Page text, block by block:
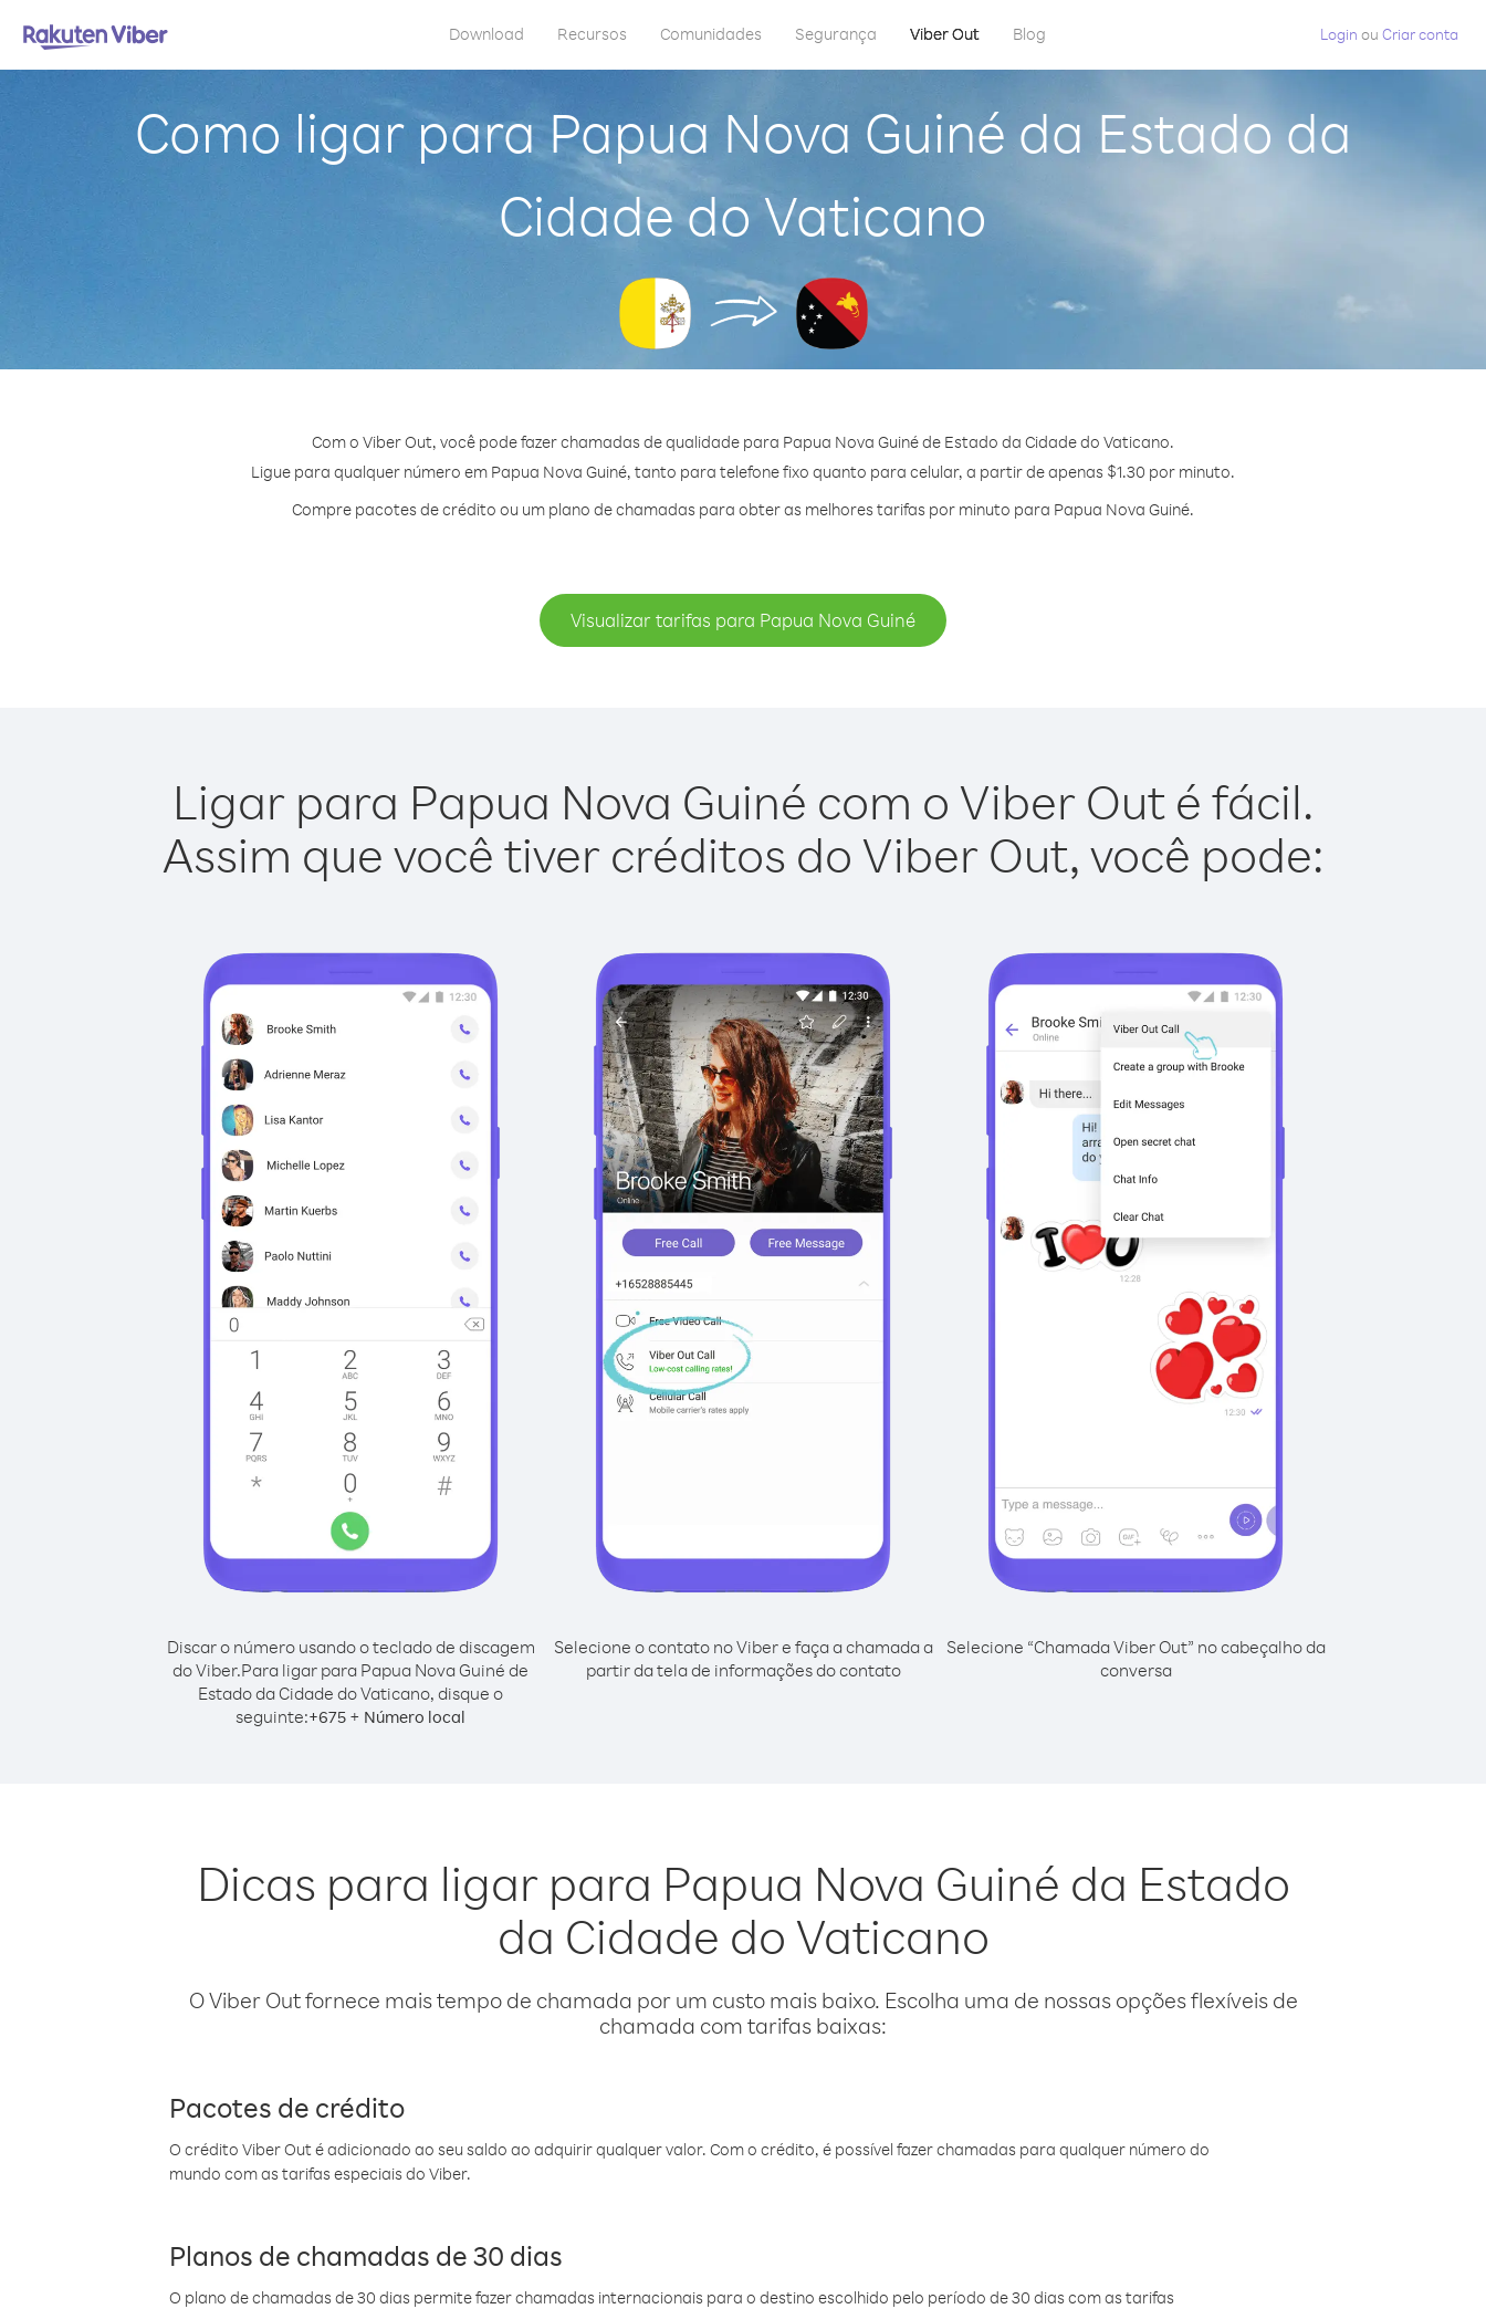
Download Recursos Comunidades Segurança Viber Out Blog Login ou Criar conta
Como ligar para Papua Nova Guiné da Estado da
Cidade do Vaticano
Com o Viber Out, você pode fazer chamadas de qualidade para Papua Nova Guiné de Estado da Cidade do Vaticano.
Ligue para qualquer número em Papua Nova Guiné, tanto para telefone fixo quanto para celular, a partir de apenas $1.30 por minuto.
Compre pacotes de crédito ou um plano de chamadas para obter as melhores tarifas por minuto para Papua Nova Guiné.
Visualizar tarifas para Papua Nova Guiné
Ligar para Papua Nova Guiné com o Viber Out é fácil.
Assim que você tiver créditos do Viber Out, você pode:
Discar o número usando o teclado de discagem
do Viber.Para ligar para Papua Nova Guiné de
Estado da Cidade do Vaticano, disque o
seguinte:+675 + Número local
Selecione o contato no Viber e faça a chamada a
partir da tela de informações do contato
Selecione “Chamada Viber Out” no cabeçalho da
conversa
Dicas para ligar para Papua Nova Guiné da Estado
da Cidade do Vaticano
O Viber Out fornece mais tempo de chamada por um custo mais baixo. Escolha uma de nossas opções flexíveis de
chamada com tarifas baixas:
Pacotes de crédito
O crédito Viber Out é adicionado ao seu saldo ao adquirir qualquer valor. Com o crédito, é possível fazer chamadas para qualquer número do
mundo com as tarifas especiais do Viber.
Planos de chamadas de 30 dias
O plano de chamadas de 30 dias permite fazer chamadas internacionais para o destino escolhido pelo período de 30 dias com as tarifas